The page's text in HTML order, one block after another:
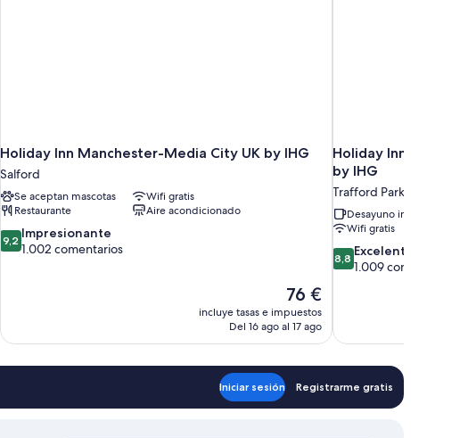
Holiday Inn Manchester-Media City UK by IHG
Salford
Se aceptan mascotas
Wifi gratis
Restaurante
Aire acondicionado
9.2
sobre
9,2 Impresionante
1.002 comentarios
El
precio
actual
76 €
76 €
incluye tasas e impuestos
Del 16 ago al 17 ago
Holiday Inn
by IHG
Trafford Park
Desayuno incluido
Wifi gratis
8.8
sobre
8,8 Excelente
1.009 comentarios
Iniciar sesión Registrarme gratis